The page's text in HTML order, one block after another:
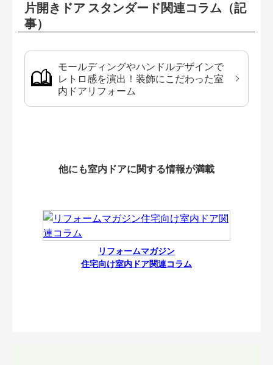
片開きドア スタンダード関連コラム（記
事）
モールディングやハンドルデザインで
レトロ感を演出！装飾にこだわった室
内ドアリフォーム
他にも室内ドアに関する情報が満載
リフォームマガジン
住宅向け室内ドア関連コラム